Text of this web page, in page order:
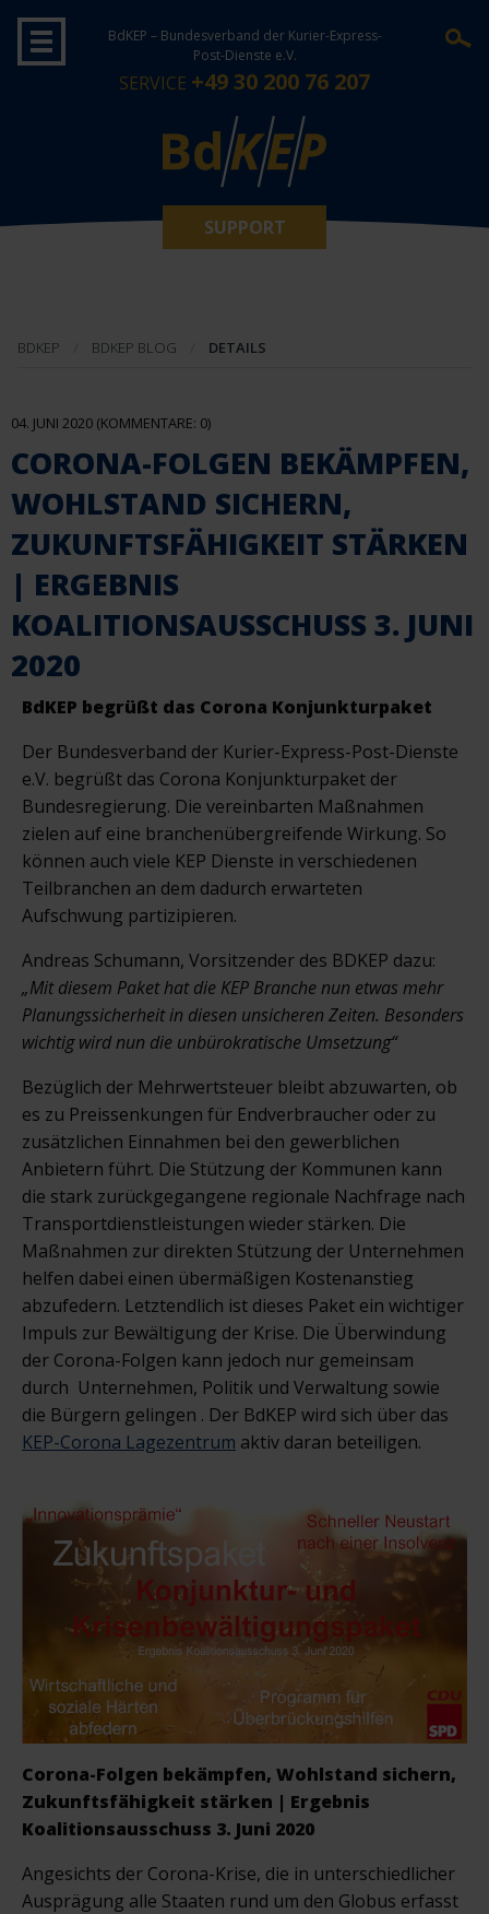
BdKEP – Bundesverband der Kurier-Express-
Post-Dienste e.V.
SERVICE +49 30 200 76 207
SUPPORT
BDKEP BDKEP BLOG DETAILS
04. JUNI 2020 (KOMMENTARE: 0)
CORONA-FOLGEN BEKÄMPFEN,
WOHLSTAND SICHERN,
ZUKUNFTSFÄHIGKEIT STÄRKEN
| ERGEBNIS
KOALITIONSAUSSCHUSS 3. JUNI
2020
BdKEP begrüßt das Corona Konjunkturpaket
Der Bundesverband der Kurier-Express-Post-Dienste
e.V. begrüßt das Corona Konjunkturpaket der
Bundesregierung. Die vereinbarten Maßnahmen
zielen auf eine branchenübergreifende Wirkung. So
können auch viele KEP Dienste in verschiedenen
Teilbranchen an dem dadurch erwarteten
Aufschwung partizipieren.
Andreas Schumann, Vorsitzender des BDKEP dazu:
„Mit diesem Paket hat die KEP Branche nun etwas mehr
Planungssicherheit in diesen unsicheren Zeiten. Besonders
wichtig wird nun die unbürokratische Umsetzung“
Bezüglich der Mehrwertsteuer bleibt abzuwarten, ob
es zu Preissenkungen für Endverbraucher oder zu
zusätzlichen Einnahmen bei den gewerblichen
Anbietern führt. Die Stützung der Kommunen kann
die stark zurückgegangene regionale Nachfrage nach
Transportdienstleistungen wieder stärken. Die
Maßnahmen zur direkten Stützung der Unternehmen
helfen dabei einen übermäßigen Kostenanstieg
abzufedern. Letztendlich ist dieses Paket ein wichtiger
Impuls zur Bewältigung der Krise. Die Überwindung
der Corona-Folgen kann jedoch nur gemeinsam
durch Unternehmen, Politik und Verwaltung sowie
die Bürgern gelingen . Der BdKEP wird sich über das
KEP-Corona Lagezentrum aktiv daran beteiligen.
Corona-Folgen bekämpfen, Wohlstand sichern,
Zukunftsfähigkeit stärken | Ergebnis
Koalitionsausschuss 3. Juni 2020
Angesichts der Corona-Krise, die in unterschiedlicher
Ausprägung alle Staaten rund um den Globus erfasst